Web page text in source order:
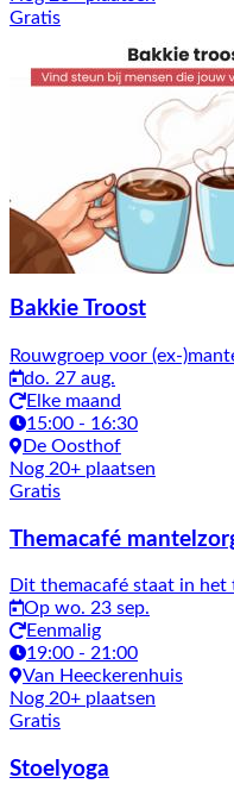
Gratis
Bakkie Troost
Rouwgroep voor (ex-
do. 27 aug.
Elke maand
15:00 - 16:30
De Oosthof
Nog 20+ plaatsen
Gratis
Themacafé
Dit themacafé staat in het
Op wo. 23 sep.
Eenmalig
19:00 - 21:00
Van Heeckerenhuis
Nog 20+ plaatsen
Gratis
Stoelyoga